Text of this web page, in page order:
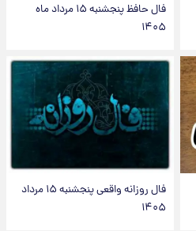
فال حافظ پنجشنبه ۱۵ مرداد ماه
۱۴۰۵
فال روزانه واقعی پنجشنبه ۱۵ مرداد
۱۴۰۵